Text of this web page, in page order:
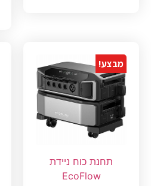
מבצע!
תחנת כוח ניידת
EcoFlow